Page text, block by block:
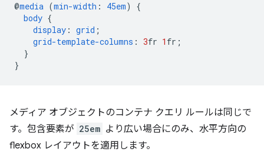
@media (min-width : 45em)
{
body {
display : grid ;
grid-template-columns : 3fr 1 fr ;
}
}
メディア オブジェクトのコンテナ クエリ ルールは同じで
す。包含要素が 25em より広い場合にのみ、水平方向の
flexbox レイアウトを適用します。